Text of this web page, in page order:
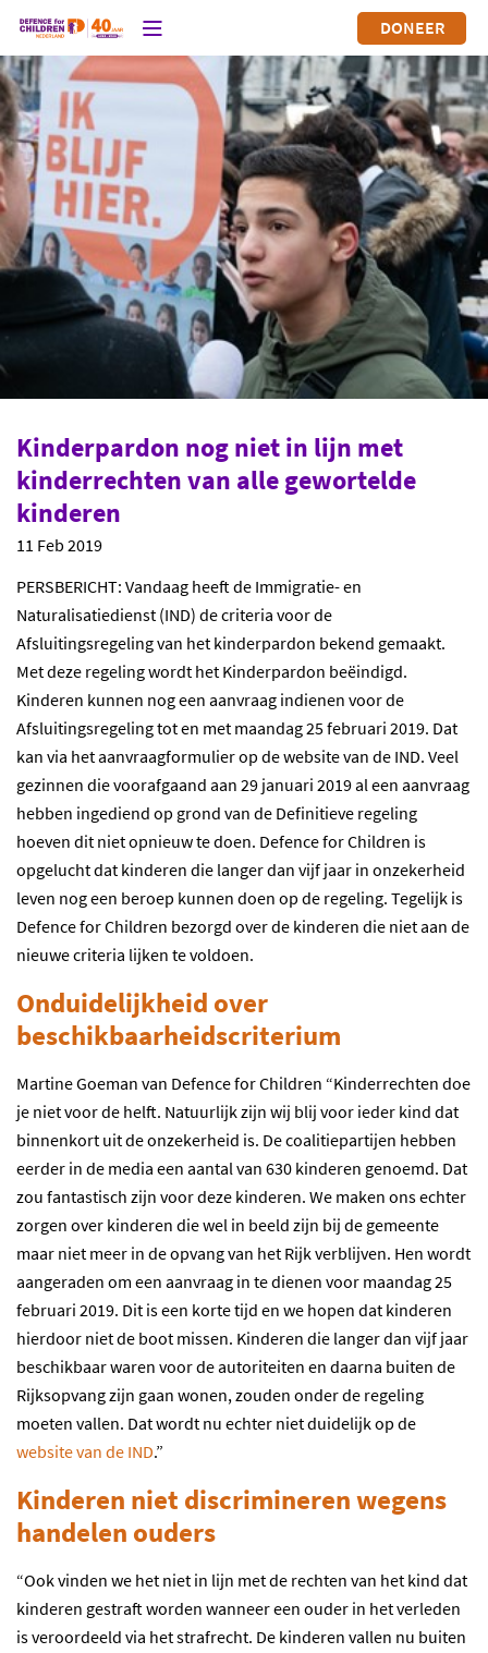
DONEER
Kinderpardon nog niet in lijn met
kinderrechten van alle gewortelde
kinderen
11 Feb 2019
PERSBERICHT: Vandaag heeft de Immigratie- en
Naturalisatiedienst (IND) de criteria voor de
Afsluitingsregeling van het kinderpardon bekend gemaakt.
Met deze regeling wordt het Kinderpardon beëindigd.
Kinderen kunnen nog een aanvraag indienen voor de
Afsluitingsregeling tot en met maandag 25 februari 2019. Dat
kan via het aanvraagformulier op de website van de IND. Veel
gezinnen die voorafgaand aan 29 januari 2019 al een aanvraag
hebben ingediend op grond van de Definitieve regeling
hoeven dit niet opnieuw te doen. Defence for Children is
opgelucht dat kinderen die langer dan vijf jaar in onzekerheid
leven nog een beroep kunnen doen op de regeling. Tegelijk is
Defence for Children bezorgd over de kinderen die niet aan de
nieuwe criteria lijken te voldoen.
Onduidelijkheid over
beschikbaarheidscriterium
Martine Goeman van Defence for Children “Kinderrechten doe
je niet voor de helft. Natuurlijk zijn wij blij voor ieder kind dat
binnenkort uit de onzekerheid is. De coalitiepartijen hebben
eerder in de media een aantal van 630 kinderen genoemd. Dat
zou fantastisch zijn voor deze kinderen. We maken ons echter
zorgen over kinderen die wel in beeld zijn bij de gemeente
maar niet meer in de opvang van het Rijk verblijven. Hen wordt
aangeraden om een aanvraag in te dienen voor maandag 25
februari 2019. Dit is een korte tijd en we hopen dat kinderen
hierdoor niet de boot missen. Kinderen die langer dan vijf jaar
beschikbaar waren voor de autoriteiten en daarna buiten de
Rijksopvang zijn gaan wonen, zouden onder de regeling
moeten vallen. Dat wordt nu echter niet duidelijk op de
website van de IND.”
Kinderen niet discrimineren wegens
handelen ouders
“Ook vinden we het niet in lijn met de rechten van het kind dat
kinderen gestraft worden wanneer een ouder in het verleden
is veroordeeld via het strafrecht. De kinderen vallen nu buiten